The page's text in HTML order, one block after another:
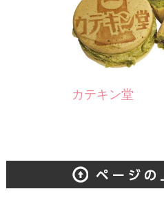
カテキン堂